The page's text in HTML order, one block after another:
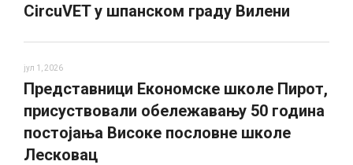
CircuVET у шпанском граду Вилени
јул 1, 2026
Представници Економске школе Пирот,
присуствовали обележавању 50 година
постојања Високе пословне школе
Лесковац